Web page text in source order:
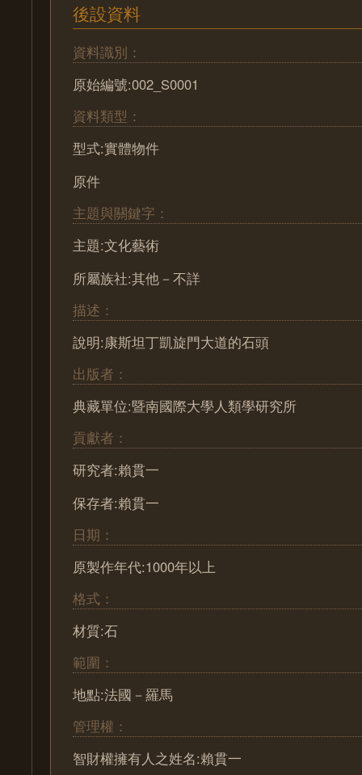
後設資料
資料識別：
原始編號:002_S0001
資料類型：
型式:實體物件
原件
主題與關鍵字：
主題:文化藝術
所屬族社:其他－不詳
描述：
說明:康斯坦丁凱旋門大道的石頭
出版者：
典藏單位:暨南國際大學人類學研究所
貢獻者：
研究者:賴貫一
保存者:賴貫一
日期：
原製作年代:1000年以上
格式：
材質:石
範圍：
地點:法國－羅馬
管理權：
智財權擁有人之姓名:賴貫一